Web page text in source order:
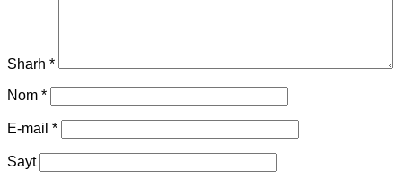
Sharh *
Nom *
E-mail *
Sayt